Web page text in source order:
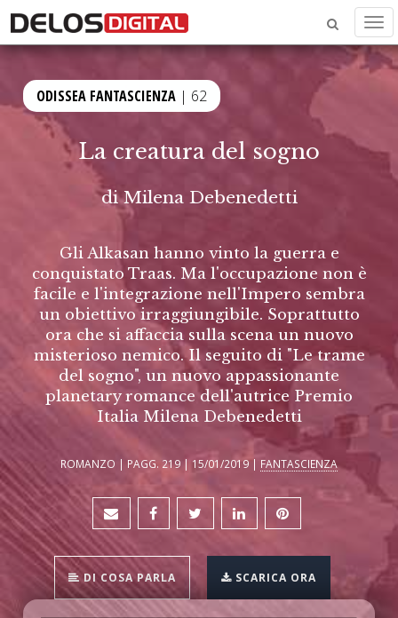
ODISSEA FANTASCIENZA | 62
La creatura del sogno
diMilena Debenedetti
Gli Alkasan hanno vinto la guerra e
conquistato Traas. Ma l'occupazione non è
facile e l'integrazione nell'Impero sembra
un obiettivo irraggiungibile. Soprattutto
ora che si affaccia sulla scena un nuovo
misterioso nemico. Il seguito di "Le trame
del sogno", un nuovo appassionante
planetary romance dell'autrice Premio
Italia Milena Debenedetti
ROMANZO | PAGG. 219 | 15/01/2019 | FANTASCIENZA
DI COSA PARLA SCARICA ORA